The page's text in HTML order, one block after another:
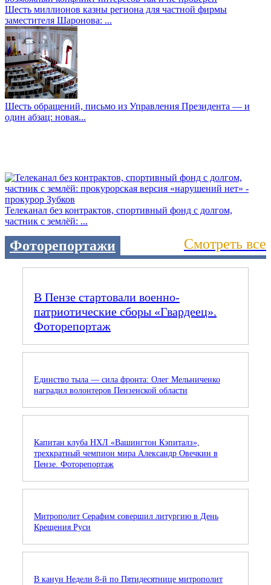
Шесть миллионов казны региона для частной фирмы
заместителя Шаронова: ...
Шесть обращений, письмо из Управления Президента — и
один абзац: новая...
Телеканал без контрактов, спортивный фонд с долгом,
частник с землёй: ...
Фоторепортажи Смотреть все
В Пензе стартовали военно-
патриотические сборы «Гвардеец».
Фоторепортаж
Единство тыла — сила фронта: Олег Мельниченко
наградил волонтеров Пензенской области
Капитан клуба НХЛ «Вашингтон Кэпиталз»,
трехкратный чемпион мира Александр Овечкин в
Пензе. Фоторепортаж
Митрополит Серафим совершил литургию в День
Крещения Руси
В канун Недели 8-й по Пятидесятнице митрополит